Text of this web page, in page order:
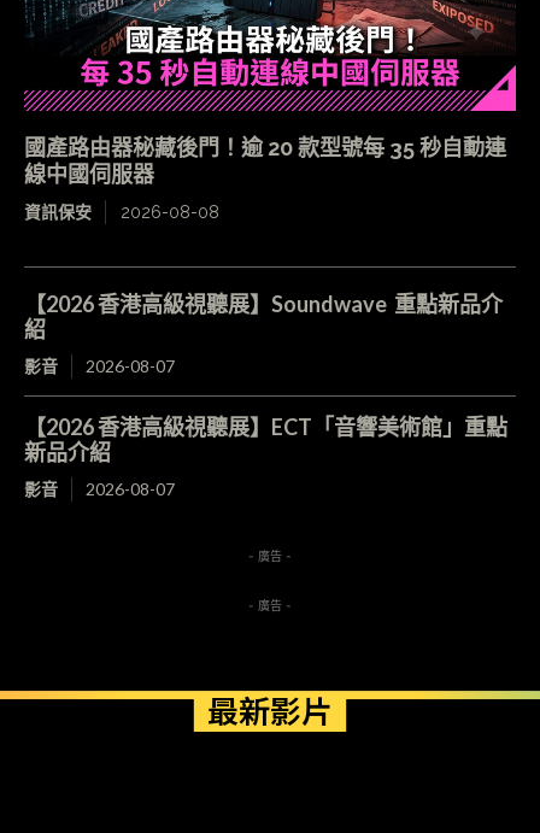
國產路由器秘藏後門！逾 20 款型號每 35 秒自動連
線中國伺服器
資訊保安 2026-08-08
【2026 香港高級視聽展】Soundwave 重點新品介
紹
影音 2026-08-07
【2026 香港高級視聽展】ECT「音響美術館」重點
新品介紹
影音 2026-08-07
- 廣告 -
- 廣告 -
最新影片